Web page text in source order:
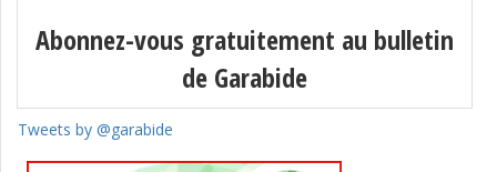
Abonnez-vous gratuitement au bulletin
de Garabide
Tweets by @garabide